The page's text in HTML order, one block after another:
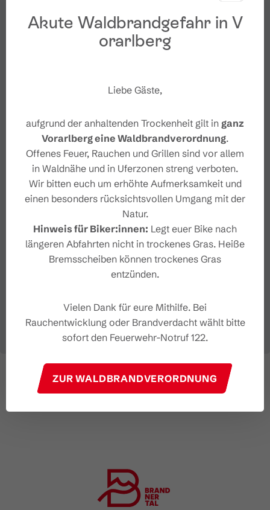
Akute Waldbrandgefahr in V
orarlberg
Liebe Gäste,
aufgrund der anhaltenden Trockenheit gilt in ganz
Vorarlberg eine Waldbrandverordnung.
Offenes Feuer, Rauchen und Grillen sind vor allem
in Waldnähe und in Uferzonen streng verboten.
Wir bitten euch um erhöhte Aufmerksamkeit und
einen besonders rücksichtsvollen Umgang mit der
Natur.
Hinweis für Biker:innen: Legt euer Bike nach
längeren Abfahrten nicht in trockenes Gras. Heiße
Bremsscheiben können trockenes Gras
entzünden.
Vielen Dank für eure Mithilfe. Bei
Rauchentwicklung oder Brandverdacht wählt bitte
sofort den Feuerwehr-Notruf 122.
ZUR WALDBRANDVERORDNUNG